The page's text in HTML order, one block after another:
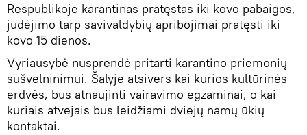
Respublikoje karantinas pratęstas iki kovo pabaigos,
judėjimo tarp savivaldybių apribojimai pratęsti iki
kovo 15 dienos.
Vyriausybė nusprendė pritarti karantino priemonių
sušvelninimui. Šalyje atsivers kai kurios kultūrinės
erdvės, bus atnaujinti vairavimo egzaminai, o kai
kuriais atvejais bus leidžiami dviejų namų ūkių
kontaktai.